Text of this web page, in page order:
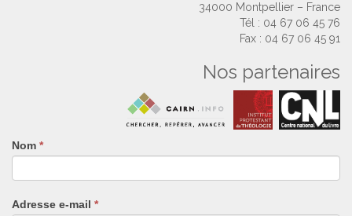
34000 Montpellier – France
Tél : 04 67 06 45 76
Fax : 04 67 06 45 91
Nos partenaires
Nom *
Adresse e-mail *
Si
vous
êtes
humain,